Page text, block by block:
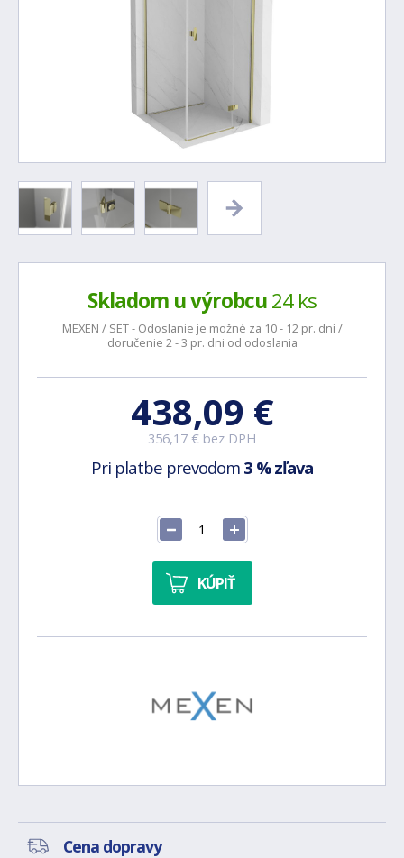
Skladom u výrobcu24 ks
MEXEN / SET - Odoslanie je možné za 10 - 12 pr. dní /
doručenie 2 - 3 pr. dni od odoslania
438,09 €
356,17 € bez DPH
Pri platbe prevodom 3 % zľava
KÚPIŤ
Cena dopravy